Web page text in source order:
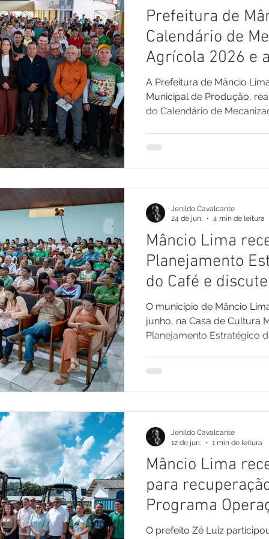
Prefeitura de
Calendário de
Agrícola 2026 e
investimentos
produção rural
A Prefeitura de Mâncio
Municipal de Produção,
do Calendário de
apoio aos produtores
solenidade, também foi
Estado de Agricultura.
Mâncio Lima
Planejamento
do Café e
cafeicultura no
O município de Mâncio
junho, na Casa de Cultura
Planejamento Estratégico
de representantes dos
a ca
Jenildo Cavalcante
24 de jun.
4 min de leitura
Mâncio Lima
para
Programa
O prefeito Zé Luiz
Jenildo Cavalcante
12 de jun.
1 min de leitura